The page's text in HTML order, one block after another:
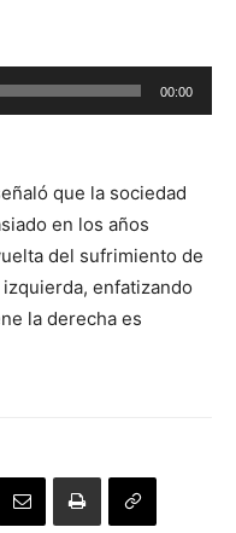
00:00
que la sociedad
en los años
del sufrimiento de
enfatizando
la derecha es